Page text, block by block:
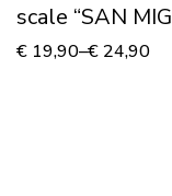
scale “SAN
€ 19,90–€ 24,90